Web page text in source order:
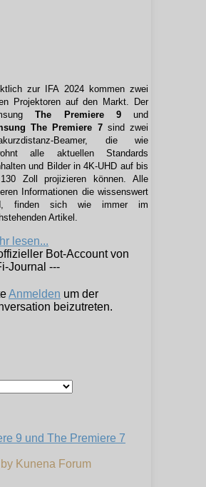
zur IFA 2024 kommen zwei
Projektoren auf den Markt. Der
The Premiere 9und
The Premiere 7sind zwei
Beamer, die wie
alle aktuellen Standards
und Bilder in 4K-UHD auf bis
Zoll projizieren können. Alle
Informationen die wissenswert
finden sich wie immer im
Artikel.
lesen...
Bot-Account von
Journal ---
Anmelden um der
beizutreten.
9 und The Premiere 7
Kunena Forum